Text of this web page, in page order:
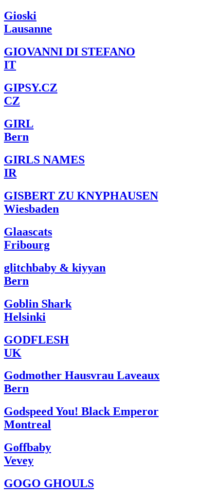
Gioski
Lausanne
GIOVANNI DI STEFANO
IT
GIPSY.CZ
CZ
GIRL
Bern
GIRLS NAMES
IR
GISBERT ZU KNYPHAUSEN
Wiesbaden
Glaascats
Fribourg
glitchbaby & kiyyan
Bern
Goblin Shark
Helsinki
GODFLESH
UK
Godmother Hausvrau Laveaux
Bern
Godspeed You! Black Emperor
Montreal
Goffbaby
Vevey
GOGO GHOULS